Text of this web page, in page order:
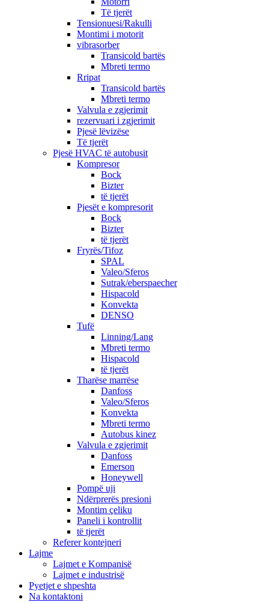
Të tjerët
Tensionuesi/Rakulli
Montimi i motorit
vibrasorber
Transicold bartës
Mbreti termo
Rripat
Transicold bartës
Mbreti termo
Valvula e zgjerimit
rezervuari i zgjerimit
Pjesë lëvizëse
Të tjerët
Pjesë HVAC të autobusit
Kompresor
Bock
Bizter
të tjerët
Pjesët e kompresorit
Bock
Bizter
të tjerët
Fryrës/Tifoz
SPAL
Valeo/Sferos
Sutrak/eberspaecher
Hispacold
Konvekta
DENSO
Tufë
Linning/Lang
Mbreti termo
Hispacold
të tjerët
Tharëse marrëse
Danfoss
Valeo/Sferos
Konvekta
Mbreti termo
Autobus kinez
Valvula e zgjerimit
Danfoss
Emerson
Honeywell
Pompë uji
Ndërprerës presioni
Montim çeliku
Paneli i kontrollit
të tjerët
Referer kontejneri
Lajme
Lajmet e Kompanisë
Lajmet e industrisë
Pyetjet e shpeshta
Na kontaktoni